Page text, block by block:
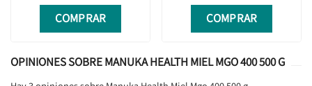
COMPRAR COMPRAR
OPINIONES SOBRE MANUKA HEALTH MIEL MGO 400 500 G